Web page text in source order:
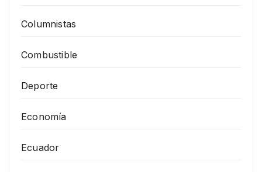
Columnistas
Combustible
Deporte
Economía
Ecuador